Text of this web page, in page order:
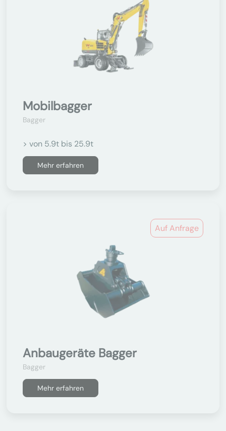
Mobilbagger
Bagger
> von 5.9t bis 25.9t
Mehr erfahren
Auf Anfrage
Anbaugeräte Bagger
Bagger
Mehr erfahren